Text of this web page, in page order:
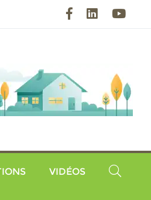
FacebookLinkedIn
VIDÉOS